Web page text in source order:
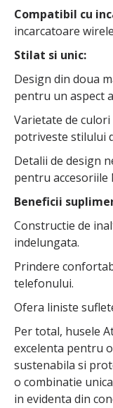
Compatibil cu
incarcatoare
Stilat si unic:
Design din doua
pentru un aspect
Varietate de culori
potriveste stilului
Detalii de design
pentru accesoriile
Beneficii
Constructie de
indelungata.
Prindere
telefonului.
Ofera liniste
Per total, husele
excelenta pentru
sustenabila si
o combinatie
in evidenta din